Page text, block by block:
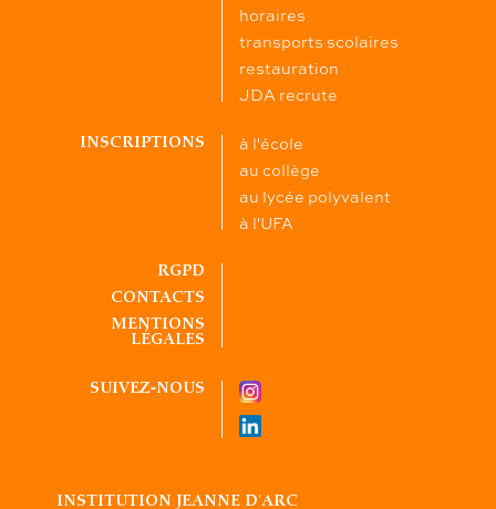
horaires
transports scolaires
restauration
JDA recrute
INSCRIPTIONS
à l'école
au collège
au lycée polyvalent
à l'UFA
RGPD
CONTACTS
MENTIONS
LÉGALES
SUIVEZ-NOUS
INSTITUTION JEANNE D'ARC